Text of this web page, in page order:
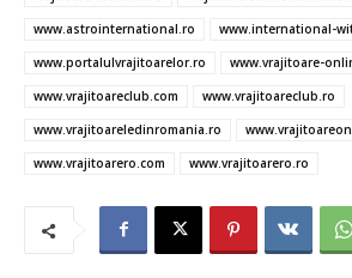
o
k
p
p
er
www.astrointernational.ro
www.international-
www.portalulvrajitoarelor.ro
www.vrajitoare-
www.vrajitoareclub.com
www.vrajitoareclub.ro
www.vrajitoareledinromania.ro
www.vrajitoarero.com
www.vrajitoarero.ro